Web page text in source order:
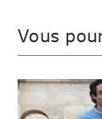
Vous